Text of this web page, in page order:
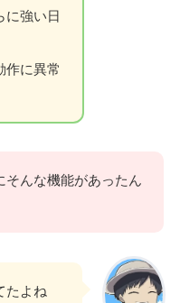
に強い日
作に異常
そんな機能があったん
たよね